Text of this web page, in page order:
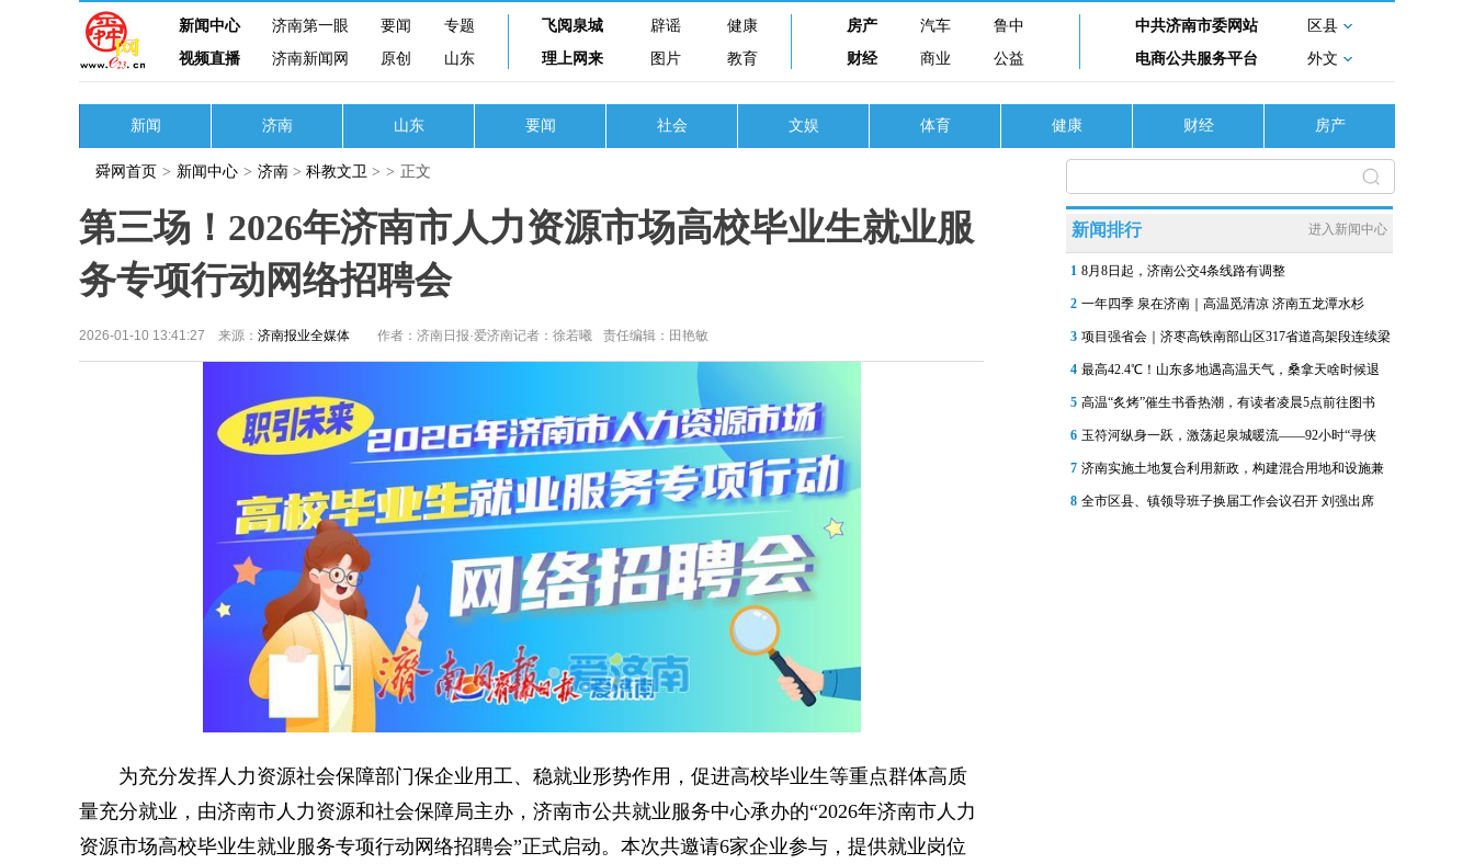
新闻中心 济南第一眼 要闻
专题
视频直播
济南新闻网 原创 山东
飞阅泉城 辟谣
健康
理上网来
图片 教育
房产 汽车
鲁中
财经
商业 公益
中共济南市委网站
区县
电商公共服务平台
外文
新闻 济南 山东 要闻 社会 文娱 体育 健康 财经 房产
舜网首页 > 新闻中心 > 济南 > 科教文卫 > > 正文
第三场！2026年济南市人力资源市场高校毕业生就业服
务专项行动网络招聘会
2026-01-10 13:41:27 来源： 济南报业全媒体 作者：济南日报·爱济南记者：徐若曦 责任编辑：田艳敏
为充分发挥人力资源社会保障部门保企业用工、稳就业形势作用，促进高校毕业生等重点群体高质
量充分就业，由济南市人力资源和社会保障局主办，济南市公共就业服务中心承办的“2026年济南市人力
资源市场高校毕业生就业服务专项行动网络招聘会”正式启动。本次共邀请6家企业参与，提供就业岗位
新闻排行 进入新闻中心
1 8月8日起，济南公交4条线路有调整
2 一年四季 泉在济南｜高温觅清凉 济南五龙潭水杉
3 项目强省会｜济枣高铁南部山区317省道高架段连续梁
4 最高42.4℃！山东多地遇高温天气，桑拿天啥时候退
5 高温“炙烤”催生书香热潮，有读者凌晨5点前往图书
6 玉符河纵身一跃，激荡起泉城暖流——92小时“寻侠
7 济南实施土地复合利用新政，构建混合用地和设施兼
8 全市区县、镇领导班子换届工作会议召开 刘强出席